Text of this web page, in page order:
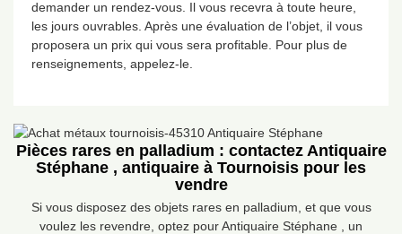
demander un rendez-vous. Il vous recevra à toute heure,
les jours ouvrables. Après une évaluation de l’objet, il vous
proposera un prix qui vous sera profitable. Pour plus de
renseignements, appelez-le.
Pièces rares en palladium : contactez Antiquaire
Stéphane , antiquaire à Tournoisis pour les
vendre
Si vous disposez des objets rares en palladium, et que vous
voulez les revendre, optez pour Antiquaire Stéphane , un